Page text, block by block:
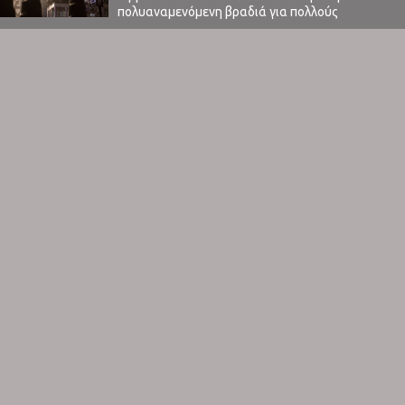
πολυαναμενόμενη βραδιά για πολλούς
μουσικόφιλους και ακόμα περισσότερο γι’